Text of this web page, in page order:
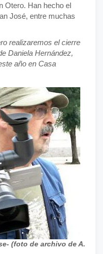
Otero. Han hecho el
José, entre muchas
realizaremos el cierre
Daniela Hernández,
año en Casa
(foto de archivo de A.